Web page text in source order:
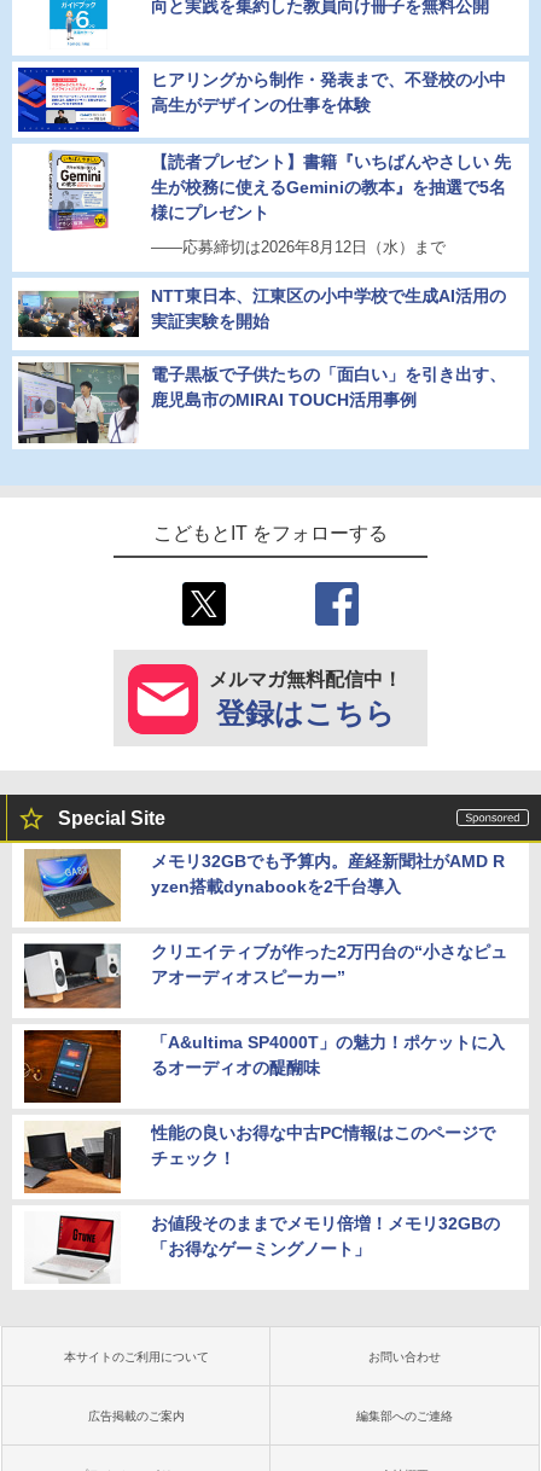
向と実践を集約した教員向け冊子を無料公開
ヒアリングから制作・発表まで、不登校の小中
高生がデザインの仕事を体験
【読者プレゼント】書籍『いちばんやさしい 先
生が校務に使えるGeminiの教本』を抽選で5名
様にプレゼント
――応募締切は2026年8月12日（水）まで
NTT東日本、江東区の小中学校で生成AI活用の
実証実験を開始
電子黒板で子供たちの「面白い」を引き出す、
鹿児島市のMIRAI TOUCH活用事例
こどもとIT をフォローする
メルマガ無料配信中！
登録はこちら
Special Site
メモリ32GBでも予算内。産経新聞社がAMD R
yzen搭載dynabookを2千台導入
クリエイティブが作った2万円台の“小さなピュ
アオーディオスピーカー”
「A&ultima SP4000T」の魅力！ポケットに入
るオーディオの醍醐味
性能の良いお得な中古PC情報はこのページで
チェック！
お値段そのままでメモリ倍増！メモリ32GBの
「お得なゲーミングノート」
本サイトのご利用について お問い合わせ
広告掲載のご案内 編集部へのご連絡